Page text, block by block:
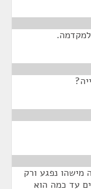
מישהו נפגע ורק
עד כמה הוא